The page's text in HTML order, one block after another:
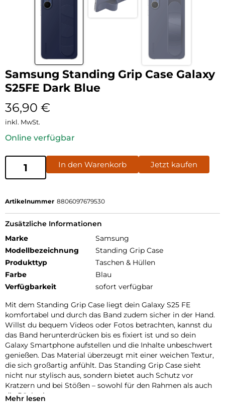
Samsung Standing Grip Case Galaxy
S25FE Dark Blue
36,90 €
inkl. MwSt.
Online verfügbar
In den Warenkorb Jetzt kaufen
Artikelnummer 8806097679530
Zusätzliche Informationen
Marke
Samsung
Modellbezeichnung
Standing Grip Case
Produkttyp
Taschen & Hüllen
Farbe
Blau
Verfügbarkeit
sofort verfügbar
Mit dem Standing Grip Case liegt dein Galaxy S25 FE
komfortabel und durch das Band zudem sicher in der Hand.
Willst du bequem Videos oder Fotos betrachten, kannst du
das Band herunterdrücken bis es fixiert ist und so dein
Galaxy Smartphone aufstellen und die Inhalte unbeschwert
genießen. Das Material überzeugt mit einer weichen Textur,
die sich großartig anfühlt. Das Standing Grip Case sieht
nicht nur stylisch aus, sondern bietet auch Schutz vor
Kratzern und bei Stößen – sowohl für den Rahmen als auch
die Rückseite.
Mehr lesen